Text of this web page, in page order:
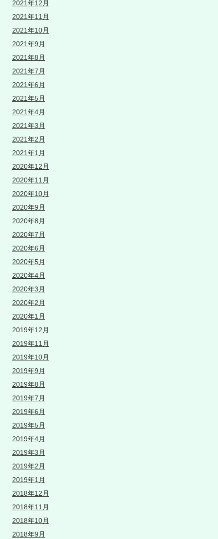
2021年12月
2021年11月
2021年10月
2021年9月
2021年8月
2021年7月
2021年6月
2021年5月
2021年4月
2021年3月
2021年2月
2021年1月
2020年12月
2020年11月
2020年10月
2020年9月
2020年8月
2020年7月
2020年6月
2020年5月
2020年4月
2020年3月
2020年2月
2020年1月
2019年12月
2019年11月
2019年10月
2019年9月
2019年8月
2019年7月
2019年6月
2019年5月
2019年4月
2019年3月
2019年2月
2019年1月
2018年12月
2018年11月
2018年10月
2018年9月